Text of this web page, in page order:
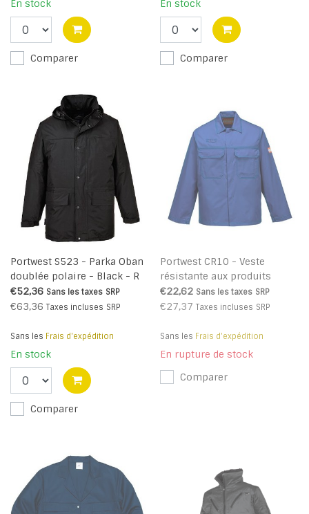
En stock
Comparer
En stock
Comparer
Portwest S523 - Parka Oban
doublée polaire - Black - R
€52,36 Sans les taxes SRP
€63,36 Taxes incluses SRP
Sans les Frais d'expédition
En stock
Comparer
Portwest CR10 - Veste
résistante aux produits
chimiques - EpRoy - R
€22,62 Sans les taxes SRP
€27,37 Taxes incluses SRP
Sans les Frais d'expédition
En rupture de stock
Comparer